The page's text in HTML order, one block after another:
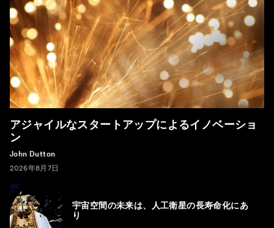
アジャイルなスタートアップによるイノベーショ
ン
John Dutton
2026年8月7日
宇宙空間の未来は、人工衛星の長寿命化にあ
り